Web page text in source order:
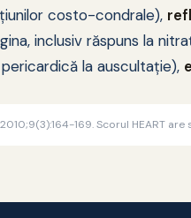
costo-condrale),
inclusiv răspuns la
la auscultație),
169. Scorul HEART